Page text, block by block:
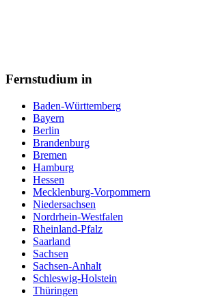
Fernstudium in
Baden-Württemberg
Bayern
Berlin
Brandenburg
Bremen
Hamburg
Hessen
Mecklenburg-Vorpommern
Niedersachsen
Nordrhein-Westfalen
Rheinland-Pfalz
Saarland
Sachsen
Sachsen-Anhalt
Schleswig-Holstein
Thüringen